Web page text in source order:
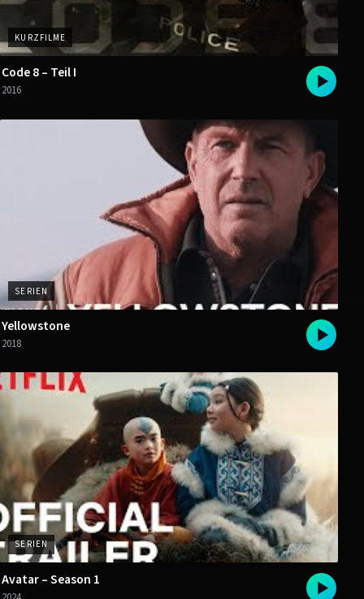
KURZFILME
Code 8 – Teil I
2016
SERIEN
Yellowstone
2018
SERIEN
Avatar – Season 1